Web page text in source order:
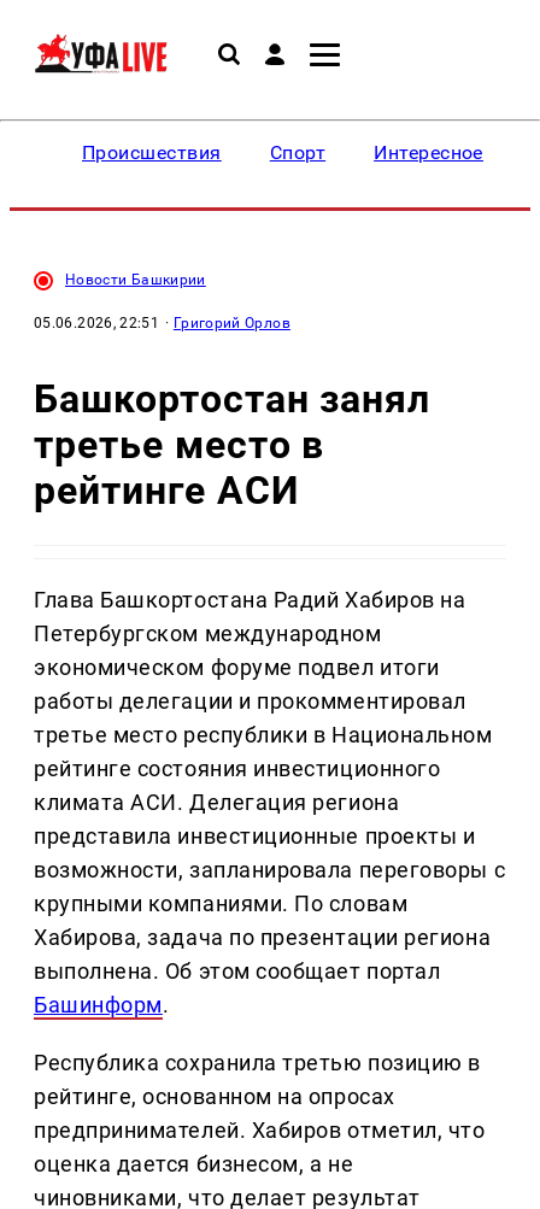
Происшествия Спорт Интересное
Новости Башкирии
05.06.2026, 22:51 · Григорий Орлов
Башкортостан занял
третье место в
рейтинге АСИ
Глава Башкортостана Радий Хабиров на
Петербургском международном
экономическом форуме подвел итоги
работы делегации и прокомментировал
третье место республики в Национальном
рейтинге состояния инвестиционного
климата АСИ. Делегация региона
представила инвестиционные проекты и
возможности, запланировала переговоры с
крупными компаниями. По словам
Хабирова, задача по презентации региона
выполнена. Об этом сообщает портал
Башинформ.
Республика сохранила третью позицию в
рейтинге, основанном на опросах
предпринимателей. Хабиров отметил, что
оценка дается бизнесом, а не
чиновниками, что делает результат